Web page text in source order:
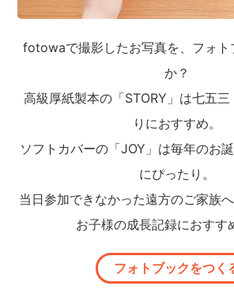
fotowaで撮影したお写真を、フォト
か？
高級厚紙製本の「STORY」は七五
りにおすすめ。
ソフトカバーの「JOY」は毎年のお
にぴったり。
当日参加できなかった遠方のご家族へ
お子様の成長記録におすす
フォトブックをつく